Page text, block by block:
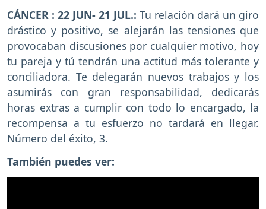
CÁNCER : 22 JUN- 21 JUL.: Tu relación dará un giro
drástico y positivo, se alejarán las tensiones que
provocaban discusiones por cualquier motivo, hoy
tu pareja y tú tendrán una actitud más tolerante y
conciliadora. Te delegarán nuevos trabajos y los
asumirás con gran responsabilidad, dedicarás
horas extras a cumplir con todo lo encargado, la
recompensa a tu esfuerzo no tardará en llegar.
Número del éxito, 3.
También puedes ver: